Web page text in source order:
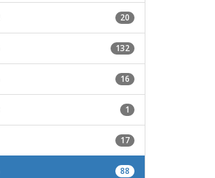
20
132
16
1
17
88